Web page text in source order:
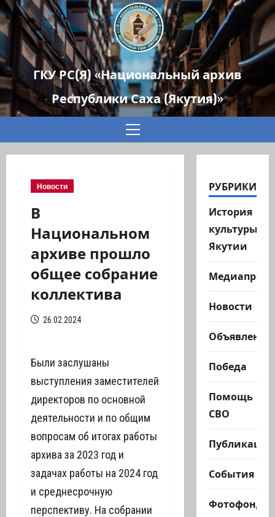
ГКУ РС(Я) «Национальный архив
Республики Саха (Якутия)»
Основное
Новости
В
Национальном
архиве прошло
общее собрание
коллектива
26.02.2024
Были заслушаны
выступления заместителей
директоров по основной
деятельности и по общим
вопросам об итогах работы
архива за 2023 год и
задачах работы на 2024 год
и среднесрочную
перспективу. На собрании
РУБРИКИ
История
культуры
Якутии
Новости
Объявления
Победа
Помощь
СВО
Публикации
События
Фотофонд